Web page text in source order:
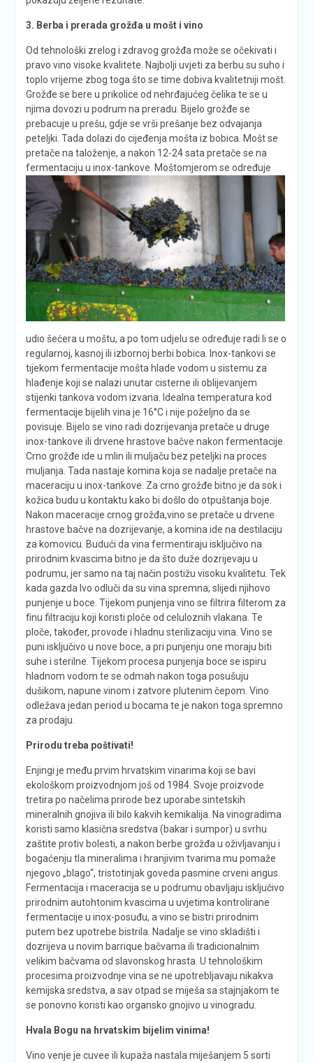
3. Berba i prerada grožđa u mošt i vino
Od tehnološki zrelog i zdravog grožđa može se očekivati i
pravo vino visoke kvalitete. Najbolji uvjeti za berbu su suho i
toplo vrijeme zbog toga što se time dobiva kvalitetniji mošt.
Grožđe se bere u prikolice od nehrđajućeg čelika te se u
njima dovozi u podrum na preradu. Bijelo grožđe se
prebacuje u prešu, gdje se vrši prešanje bez odvajanja
peteljki. Tada dolazi do cijeđenja mošta iz bobica. Mošt se
pretače na taloženje, a nakon 12-24 sata pretače se na
fermentaciju u inox-tankove. Moštomjerom se određuje
udio šećera u moštu, a po tom udjelu se određuje radi li se o
regularnoj, kasnoj ili izbornoj berbi bobica. Inox-tankovi se
tijekom fermentacije mošta hlade vodom u sistemu za
hlađenje koji se nalazi unutar cisterne ili oblijevanjem
stijenki tankova vodom izvana. Idealna temperatura kod
fermentacije bijelih vina je 16°C i nije poželjno da se
povisuje. Bijelo se vino radi dozrijevanja pretače u druge
inox-tankove ili drvene hrastove bačve nakon fermentacije.
Crno grožđe ide u mlin ili muljaču bez peteljki na proces
muljanja. Tada nastaje komina koja se nadalje pretače na
maceraciju u inox-tankove. Za crno grožđe bitno je da sok i
kožica budu u kontaktu kako bi došlo do otpuštanja boje.
Nakon maceracije crnog grožđa,vino se pretače u drvene
hrastove bačve na dozrijevanje, a komina ide na destilaciju
za komovicu. Budući da vina fermentiraju isključivo na
prirodnim kvascima bitno je da što duže dozrijevaju u
podrumu, jer samo na taj način postižu visoku kvalitetu. Tek
kada gazda Ivo odluči da su vina spremna, slijedi njihovo
punjenje u boce. Tijekom punjenja vino se filtrira filterom za
finu filtraciju koji koristi ploče od celuloznih vlakana. Te
ploče, također, provode i hladnu sterilizaciju vina. Vino se
puni isključivo u nove boce, a pri punjenju one moraju biti
suhe i sterilne. Tijekom procesa punjenja boce se ispiru
hladnom vodom te se odmah nakon toga posušuju
dušikom, napune vinom i zatvore plutenim čepom. Vino
odležava jedan period u bocama te je nakon toga spremno
za prodaju.
Prirodu treba poštivati!
Enjingi je među prvim hrvatskim vinarima koji se bavi
ekološkom proizvodnjom još od 1984. Svoje proizvode
tretira po načelima prirode bez uporabe sintetskih
mineralnih gnojiva ili bilo kakvih kemikalija. Na vinogradima
koristi samo klasična sredstva (bakar i sumpor) u svrhu
zaštite protiv bolesti, a nakon berbe grožđa u oživljavanju i
bogaćenju tla mineralima i hranjivim tvarima mu pomaže
njegovo „blago“, tristotinjak goveda pasmine crveni angus.
Fermentacija i maceracija se u podrumu obavljaju isključivo
prirodnim autohtonim kvascima u uvjetima kontrolirane
fermentacije u inox-posuđu, a vino se bistri prirodnim
putem bez upotrebe bistrila. Nadalje se vino skladišti i
dozrijeva u novim barrique bačvama ili tradicionalnim
velikim bačvama od slavonskog hrasta. U tehnološkim
procesima proizvodnje vina se ne upotrebljavaju nikakva
kemijska sredstva, a sav otpad se miješa sa stajnjakom te
se ponovno koristi kao organsko gnojivo u vinogradu.
Hvala Bogu na hrvatskim bijelim vinima!
Vino venje je cuvee ili kupaža nastala miješanjem 5 sorti